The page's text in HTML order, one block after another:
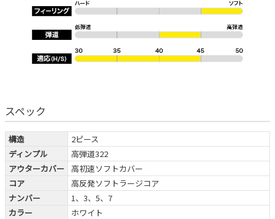
スペック
構造
2ピース
ディンプル
高弾道322
アウターカバー
高初速ソフトカバー
コア
高反発ソフトラージコア
ナンバー
1、3、5、7
カラー
ホワイト